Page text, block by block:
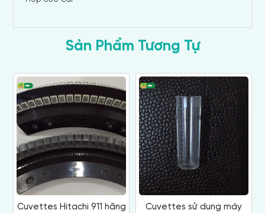
Sản Phẩm Tương Tự
Cuvettes Hitachi 911 hãng
Cuvettes sử dung máy